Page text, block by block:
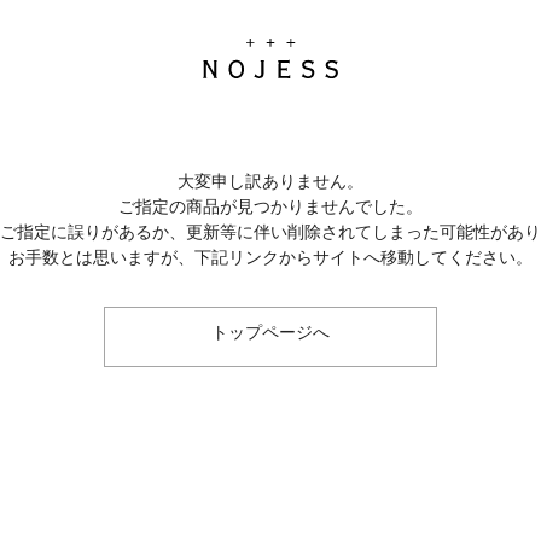
大変申し訳ありません。
ご指定の商品が見つかりませんでした。
指定に誤りがあるか、更新等に伴い削除されてしまった可能性があ
お手数とは思いますが、下記リンクからサイトへ移動してください。
トップページへ